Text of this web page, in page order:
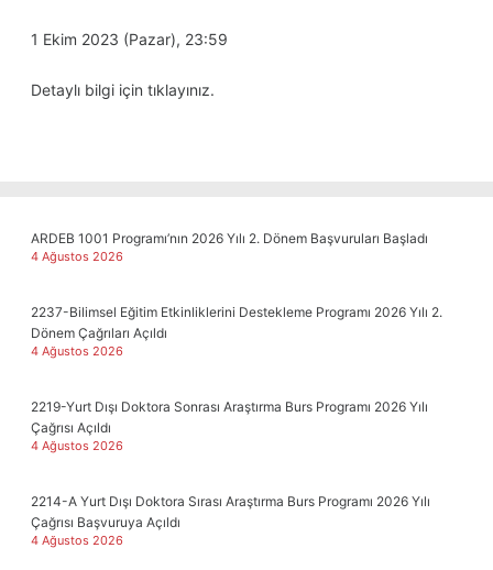
1 Ekim 2023 (Pazar), 23:59
Detaylı bilgi için tıklayınız.
ARDEB 1001 Programı’nın 2026 Yılı 2. Dönem Başvuruları Başladı
4 Ağustos 2026
2237-Bilimsel Eğitim Etkinliklerini Destekleme Programı 2026 Yılı 2.
Dönem Çağrıları Açıldı
4 Ağustos 2026
2219-Yurt Dışı Doktora Sonrası Araştırma Burs Programı 2026 Yılı
Çağrısı Açıldı
4 Ağustos 2026
2214-A Yurt Dışı Doktora Sırası Araştırma Burs Programı 2026 Yılı
Çağrısı Başvuruya Açıldı
4 Ağustos 2026